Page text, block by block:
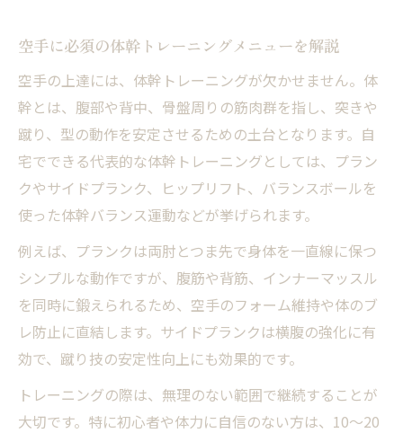
空手に必須の体幹トレーニングメニューを解説
空手の上達には、体幹トレーニングが欠かせません。体
幹とは、腹部や背中、骨盤周りの筋肉群を指し、突きや
蹴り、型の動作を安定させるための土台となります。自
宅でできる代表的な体幹トレーニングとしては、プラン
クやサイドプランク、ヒップリフト、バランスボールを
使った体幹バランス運動などが挙げられます。
例えば、プランクは両肘とつま先で身体を一直線に保つ
シンプルな動作ですが、腹筋や背筋、インナーマッスル
を同時に鍛えられるため、空手のフォーム維持や体のブ
レ防止に直結します。サイドプランクは横腹の強化に有
効で、蹴り技の安定性向上にも効果的です。
トレーニングの際は、無理のない範囲で継続することが
大切です。特に初心者や体力に自信のない方は、10〜20